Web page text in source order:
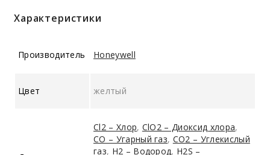
Характеристики
Производитель Honeywell
Цвет желтый
Cl2 – Хлор, ClO2 – Диоксид хлора,
CO – Угарный газ, CO2 – Углекислый
газ, H2 – Водород, H2S –